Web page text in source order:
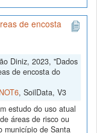
de encosta
Diniz, 2023, "Dados
de encosta do
, SoilData, V3
estudo do uso atual
áreas de risco ou
município de Santa